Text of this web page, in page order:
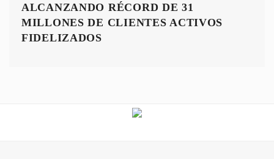
ALCANZANDO RÉCORD DE 31
MILLONES DE CLIENTES ACTIVOS
FIDELIZADOS